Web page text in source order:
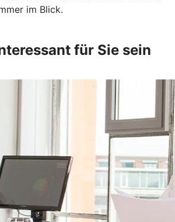
im Blick.
für Sie sein